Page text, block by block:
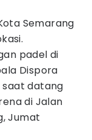
Semarang
padel di
Dispora
saat datang
di Jalan
Jumat